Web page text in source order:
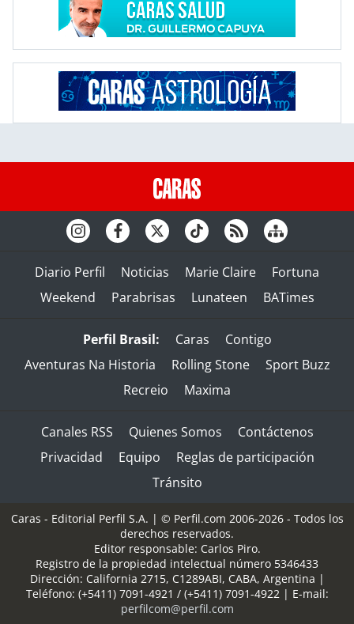
Diario Perfil Noticias Marie Claire
Fortuna
Weekend
Parabrisas Lunateen BATimes
Perfil Brasil: Caras
Contigo
Aventuras Na Historia
Rolling Stone
Sport Buzz
Recreio
Maxima
Canales RSS Quienes Somos
Contáctenos
Privacidad
Equipo
Reglas de participación
Tránsito
Caras - Editorial Perfil S.A. | © Perfil.com 2006-2026 - Todos los
derechos reservados.
Editor responsable: Carlos Piro.
Registro de la propiedad intelectual número 5346433
Dirección: California 2715, C1289ABI, CABA, Argentina |
Teléfono: (+5411) 7091-4921 / (+5411) 7091-4922 | E-mail:
perfilcom@perfil.com